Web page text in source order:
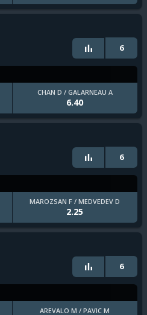
6
CHAN D / GALARNEAU A
6.40
6
MAROZSAN F / MEDVEDEV D
2.25
6
AREVALO M / PAVIC M